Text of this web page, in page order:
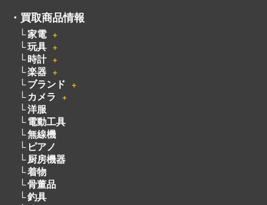
電話でのお問い合わせはこちらから
082-942-0389
買取商品情報
家電 ＋
玩具
時計 ＋
楽器 ＋
ブランド
カメラ ＋
洋服
電動工具
無線機